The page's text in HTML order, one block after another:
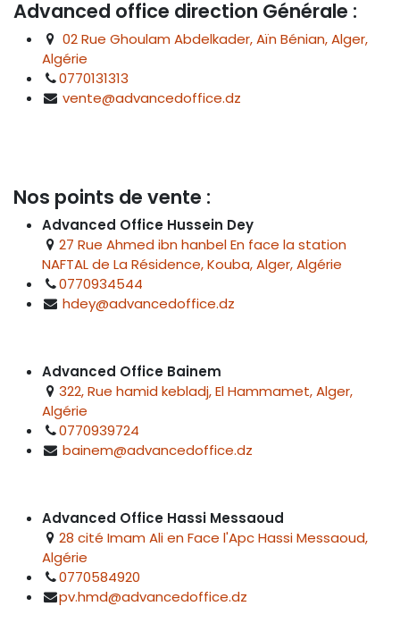
Advanced office direction Générale :
02 Rue Ghoulam Abdelkader, Aïn Bénian, Alger,
Algérie
0770131313
vente@advancedoffice.dz
Nos points de vente :
Advanced Office Hussein Dey
27 Rue Ahmed ibn hanbel En face la station
NAFTAL de La Résidence, Kouba, Alger, Algérie
0770934544
hdey@advancedoffice.dz
Advanced Office Bainem
322, Rue hamid kebladj, El Hammamet, Alger,
Algérie
0770939724
bainem@advancedoffice.dz
Advanced Office Hassi Messaoud
28 cité Imam Ali en Face l'Apc Hassi Messaoud,
Algérie
0770584920
pv.hmd@advancedoffice.dz